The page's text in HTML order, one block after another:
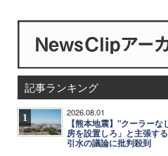
記事ランキング
1 2026.08.01
【熊本地震】"クーラー
房を設置しろ」と主張す
引水の議論に批判殺到